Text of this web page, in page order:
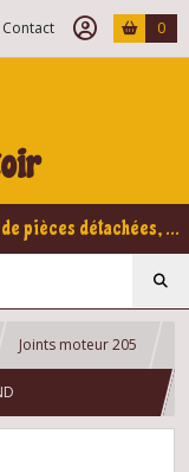
Contact 0
Entreprise spécialisée dans la distribution de pièces détachées, refabrication pour voitures Yountimers Peugeot 205 GTI, 309 GTI - GTI16
Joints moteur 205